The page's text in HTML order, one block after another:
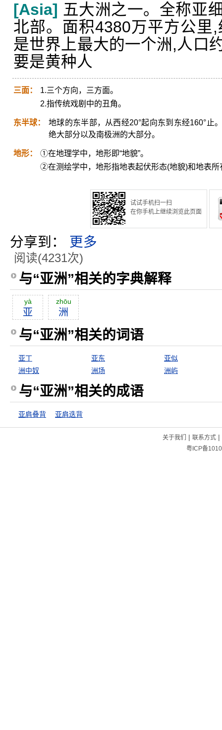
[Asia] 五大洲之一。全称亚
北部。面积4380万平方公里
是世界上最大的一个洲,人口
要是黄种人
三面：
1.三个方向，三方面。
2.指传统戏剧中的丑角。
东半球：
地球的东半部，从西经20°起向东到东经160°止
绝大部分以及南极洲的大部分。
地形：
①在地理学中，地形即“地貌”。
②在测绘学中，地形指地表起伏形态(地貌)和地表
试试手机扫一扫
在你手机上继续浏览此页面
分享到： 更多
阅读(4231次)
与“亚洲”相关的字典解释
yà
亚
zhōu
洲
与“亚洲”相关的词语
亚丁 亚东
亚似
洲中奴
洲场 洲屿
与“亚洲”相关的成语
亚肩叠背 亚肩迭背
关于我们 | 联系方式|
粤ICP备